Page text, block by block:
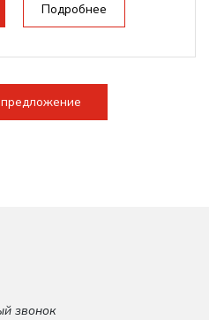
Подробнее
звонок